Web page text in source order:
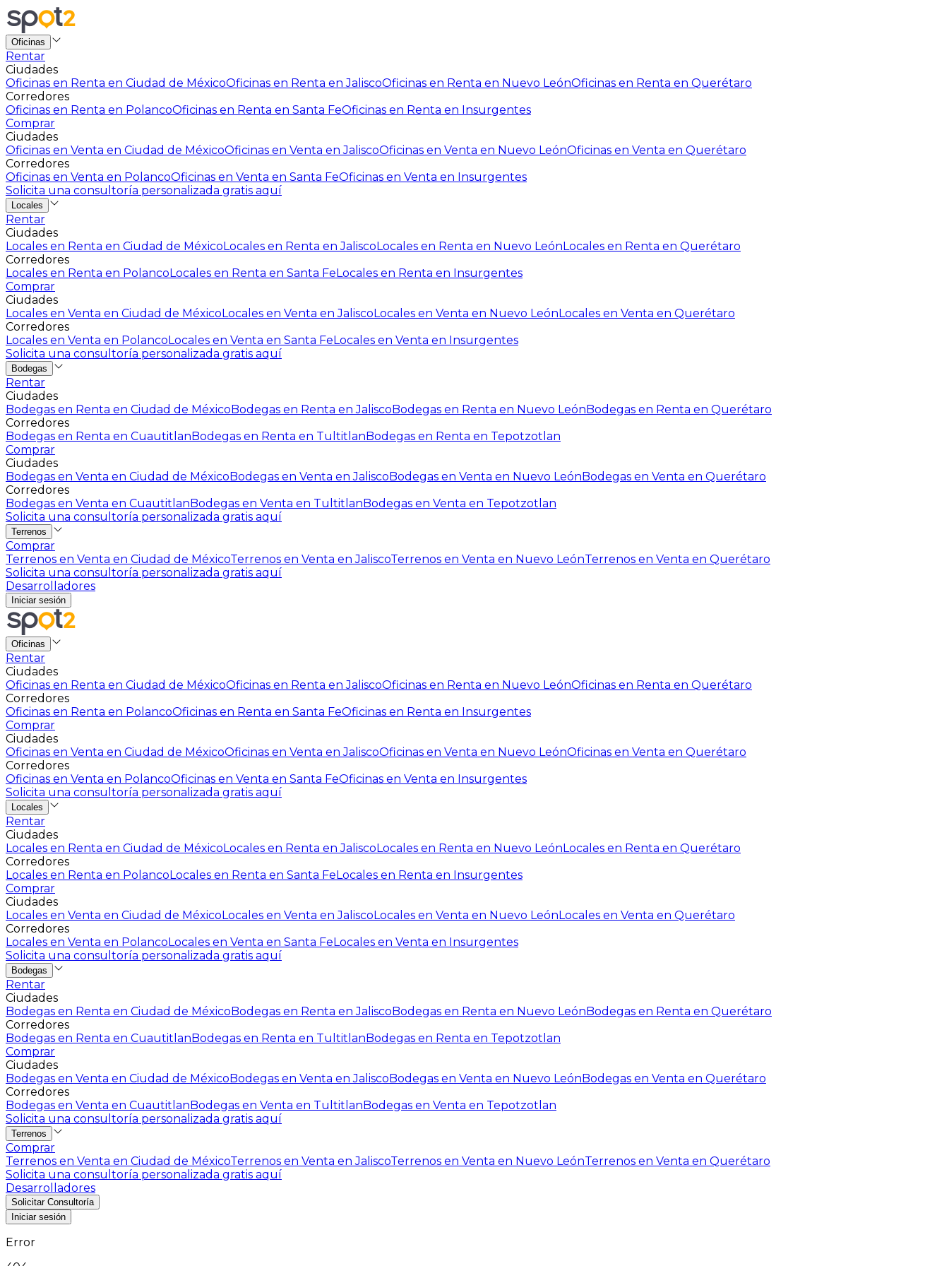
Oficinas
Rentar
Ciudades
Oficinas en Renta en Ciudad de MéxicoOficinas en Renta en JaliscoOficinas en Renta en Nuevo LeónOficinas en Renta en Querétaro
Corredores
Oficinas en Renta en PolancoOficinas en Renta en Santa FeOficinas en Renta en Insurgentes
Comprar
Ciudades
Oficinas en Venta en Ciudad de MéxicoOficinas en Venta en JaliscoOficinas en Venta en Nuevo LeónOficinas en Venta en Querétaro
Corredores
Oficinas en Venta en PolancoOficinas en Venta en Santa FeOficinas en Venta en Insurgentes
Solicita una consultoría personalizada gratis aquí
Locales
Rentar
Ciudades
Locales en Renta en Ciudad de MéxicoLocales en Renta en JaliscoLocales en Renta en Nuevo LeónLocales en Renta en Querétaro
Corredores
Locales en Renta en PolancoLocales en Renta en Santa FeLocales en Renta en Insurgentes
Comprar
Ciudades
Locales en Venta en Ciudad de MéxicoLocales en Venta en JaliscoLocales en Venta en Nuevo LeónLocales en Venta en Querétaro
Corredores
Locales en Venta en PolancoLocales en Venta en Santa FeLocales en Venta en Insurgentes
Solicita una consultoría personalizada gratis aquí
Bodegas
Rentar
Ciudades
Bodegas en Renta en Ciudad de MéxicoBodegas en Renta en JaliscoBodegas en Renta en Nuevo LeónBodegas en Renta en Querétaro
Corredores
Bodegas en Renta en CuautitlanBodegas en Renta en TultitlanBodegas en Renta en Tepotzotlan
Comprar
Ciudades
Bodegas en Venta en Ciudad de MéxicoBodegas en Venta en JaliscoBodegas en Venta en Nuevo LeónBodegas en Venta en Querétaro
Corredores
Bodegas en Venta en CuautitlanBodegas en Venta en TultitlanBodegas en Venta en Tepotzotlan
Solicita una consultoría personalizada gratis aquí
Terrenos
Comprar
Terrenos en Venta en Ciudad de MéxicoTerrenos en Venta en JaliscoTerrenos en Venta en Nuevo LeónTerrenos en Venta en Querétaro
Solicita una consultoría personalizada gratis aquí
Desarrolladores
Iniciar sesión
Oficinas
Rentar
Ciudades
Oficinas en Renta en Ciudad de MéxicoOficinas en Renta en JaliscoOficinas en Renta en Nuevo LeónOficinas en Renta en Querétaro
Corredores
Oficinas en Renta en PolancoOficinas en Renta en Santa FeOficinas en Renta en Insurgentes
Comprar
Ciudades
Oficinas en Venta en Ciudad de MéxicoOficinas en Venta en JaliscoOficinas en Venta en Nuevo LeónOficinas en Venta en Querétaro
Corredores
Oficinas en Venta en PolancoOficinas en Venta en Santa FeOficinas en Venta en Insurgentes
Solicita una consultoría personalizada gratis aquí
Locales
Rentar
Ciudades
Locales en Renta en Ciudad de MéxicoLocales en Renta en JaliscoLocales en Renta en Nuevo LeónLocales en Renta en Querétaro
Corredores
Locales en Renta en PolancoLocales en Renta en Santa FeLocales en Renta en Insurgentes
Comprar
Ciudades
Locales en Venta en Ciudad de MéxicoLocales en Venta en JaliscoLocales en Venta en Nuevo LeónLocales en Venta en Querétaro
Corredores
Locales en Venta en PolancoLocales en Venta en Santa FeLocales en Venta en Insurgentes
Solicita una consultoría personalizada gratis aquí
Bodegas
Rentar
Ciudades
Bodegas en Renta en Ciudad de MéxicoBodegas en Renta en JaliscoBodegas en Renta en Nuevo LeónBodegas en Renta en Querétaro
Corredores
Bodegas en Renta en CuautitlanBodegas en Renta en TultitlanBodegas en Renta en Tepotzotlan
Comprar
Ciudades
Bodegas en Venta en Ciudad de MéxicoBodegas en Venta en JaliscoBodegas en Venta en Nuevo LeónBodegas en Venta en Querétaro
Corredores
Bodegas en Venta en CuautitlanBodegas en Venta en TultitlanBodegas en Venta en Tepotzotlan
Solicita una consultoría personalizada gratis aquí
Terrenos
Comprar
Terrenos en Venta en Ciudad de MéxicoTerrenos en Venta en JaliscoTerrenos en Venta en Nuevo LeónTerrenos en Venta en Querétaro
Solicita una consultoría personalizada gratis aquí
Desarrolladores
Solicitar Consultoría
Iniciar sesión
Error